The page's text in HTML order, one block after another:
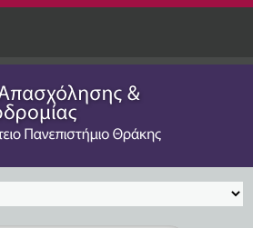
περιεχόμενο